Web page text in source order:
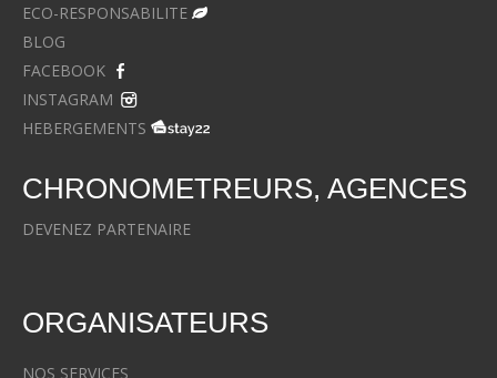
ECO-RESPONSABILITE
BLOG
FACEBOOK
INSTAGRAM
HEBERGEMENTS
CHRONOMETREURS, AGENCES
DEVENEZ PARTENAIRE
ORGANISATEURS
NOS SERVICES